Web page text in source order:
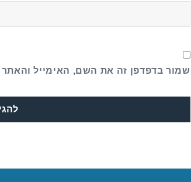
שמור בדפדפן זה את השם, האימייל